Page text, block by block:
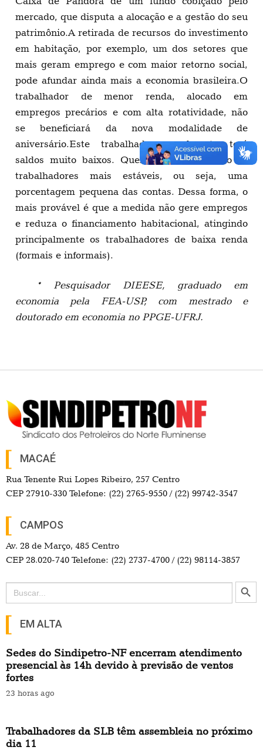
mercado, que disputa a alocação e a gestão do seu
patrimônio.A retirada de recursos do investimento
em habitação, por exemplo, um dos setores que
mais geram emprego e com maior retorno social,
pode afundar ainda mais a economia brasileira.O
trabalhador de menor renda, alocado em
empregos precários e com alta rotatividade, não
se beneficiará da nova modalidade de
aniversário.Este trabalhador geralmente terá
saldos muito baixos. Quem se beneficia são os
trabalhadores mais estáveis, ou seja, uma
porcentagem pequena das contas. Dessa forma, o
mais provável é que a medida não gere empregos
e reduza o financiamento habitacional, atingindo
principalmente os trabalhadores de baixa renda
(formais e informais).
* Pesquisador DIEESE, graduado em
economia pela FEA-USP, com mestrado e
doutorado em economia no PPGE-UFRJ.
MACAÉ
Rua Tenente Rui Lopes Ribeiro, 257 Centro
CEP 27910-330 Telefone: (22) 2765-9550 / (22) 99742-3547
CAMPOS
Av. 28 de Março, 485 Centro
CEP 28.020-740 Telefone: (22) 2737-4700 / (22) 98114-3857
Search
for:
Search Button
EM ALTA
Sedes do Sindipetro-NF encerram atendimento
presencial às 14h devido à previsão de ventos
fortes
23 horas ago
Trabalhadores da SLB têm assembleia no próximo
dia 11